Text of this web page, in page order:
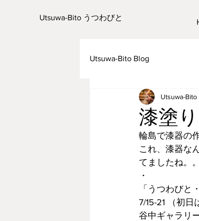
Utsuwa-Bito うつわびと
Utsuwa-Bito Blog
漆塗り
Utsuwa-Bito
輪島で漆器の
これ、漆器な
てましたね。
・
「うつわびと
7/15-21 （初日
谷中ギャラリ